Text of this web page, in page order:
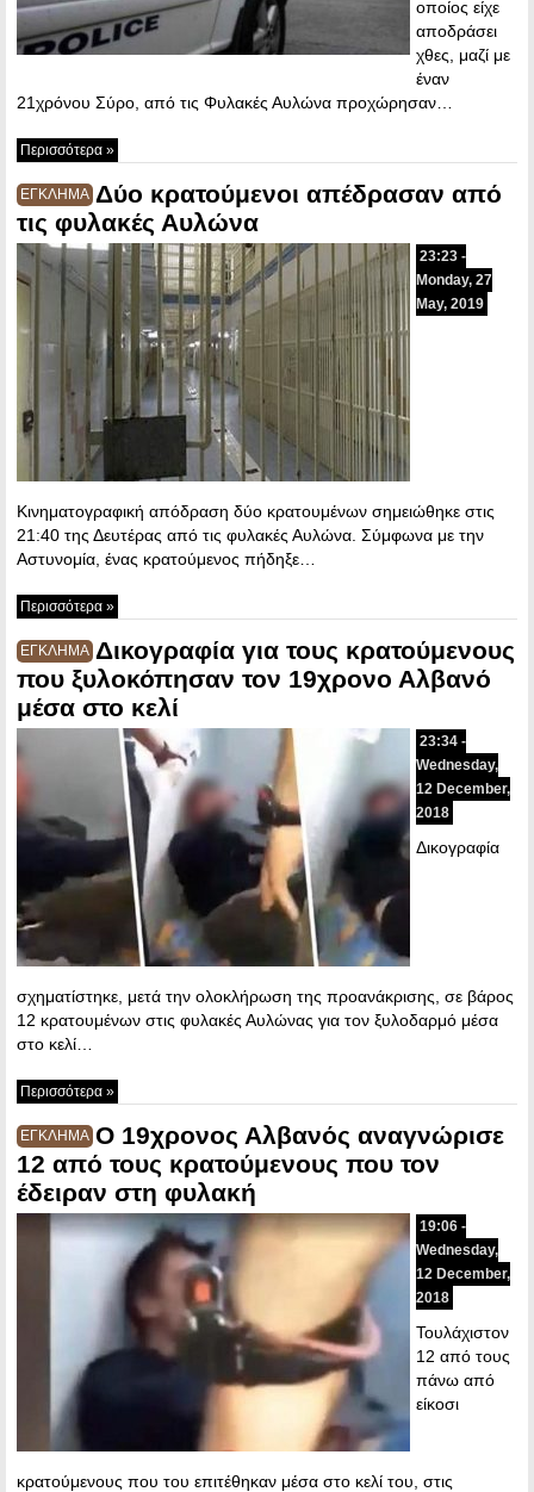
οποίος είχε
αποδράσει
χθες, μαζί με
έναν
21χρόνου Σύρο, από τις Φυλακές Αυλώνα προχώρησαν…
Περισσότερα »
ΕΓΚΛΗΜΑ Δύο κρατούμενοι απέδρασαν από
τις φυλακές Αυλώνα
23:23 -
Monday, 27
May, 2019
Κινηματογραφική απόδραση δύο κρατουμένων σημειώθηκε στις
21:40 της Δευτέρας από τις φυλακές Αυλώνα. Σύμφωνα με την
Αστυνομία, ένας κρατούμενος πήδηξε…
Περισσότερα »
ΕΓΚΛΗΜΑ Δικογραφία για τους κρατούμενους
που ξυλοκόπησαν τον 19χρονο Αλβανό
μέσα στο κελί
23:34 -
Wednesday,
12 December,
2018
Δικογραφία
σχηματίστηκε, μετά την ολοκλήρωση της προανάκρισης, σε βάρος
12 κρατουμένων στις φυλακές Αυλώνας για τον ξυλοδαρμό μέσα
στο κελί…
Περισσότερα »
ΕΓΚΛΗΜΑ O 19χρονος Αλβανός αναγνώρισε
12 από τους κρατούμενους που τον
έδειραν στη φυλακή
19:06 -
Wednesday,
12 December,
2018
Τουλάχιστον
12 από τους
πάνω από
είκοσι
κρατούμενους που του επιτέθηκαν μέσα στο κελί του, στις